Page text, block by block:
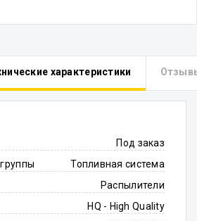
характеристики
Под заказ
Топливная система
Распылители
HQ - High Quality